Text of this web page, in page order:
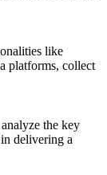
like
platforms, collect
the key
delivering a